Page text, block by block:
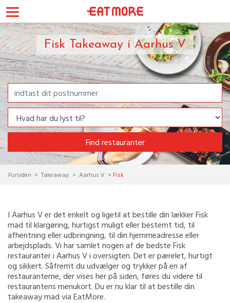
Fisk Takeaway i Aarhus V
Find restauranter
Forsiden Takeaway Aarhus V Fisk
I Aarhus V er det enkelt og ligetil at bestille din lækker Fisk
mad til klargøring, hurtigst muligt eller bestemt tid, til
afhentning eller udbringning, til din hjemmeadresse eller
arbejdsplads. Vi har samlet nogen af de bedste Fisk
restauranter i Aarhus V i oversigten. Det er pærelet, hurtigt
og sikkert. Såfremt du udvælger og trykker på en af
restauranterne, der vises her på siden, føres du videre til
restaurantens menukort. Du er nu klar til at bestille din
takeaway mad via EatMore.